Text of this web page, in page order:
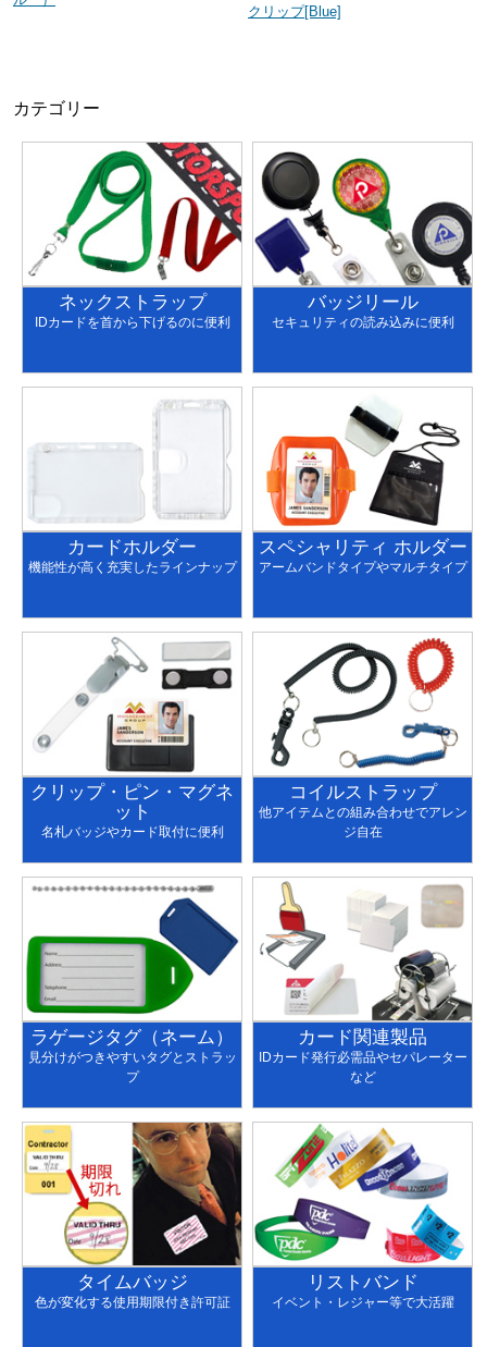
クリップ[Blue]
カテゴリー
ネックストラップ
IDカードを首から下げるのに便利
バッジリール
セキュリティの読み込みに便利
カードホルダー
機能性が高く充実したラインナップ
スペシャリティ ホルダー
アームバンドタイプやマルチタイプ
クリップ・ピン・マグネ
ット
名札バッジやカード取付に便利
コイルストラップ
他アイテムとの組み合わせでアレン
ジ自在
ラゲージタグ（ネーム）
見分けがつきやすいタグとストラッ
プ
カード関連製品
IDカード発行必需品やセパレーター
など
タイムバッジ
色が変化する使用期限付き許可証
リストバンド
イベント・レジャー等で大活躍